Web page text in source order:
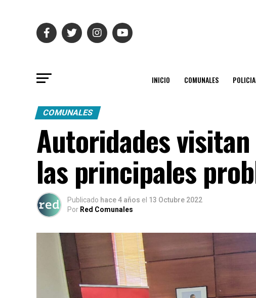
INICIO COMUNALES
COMUNALES
Autoridades
las principales
Publicado hace 4 años el 13 Octubre 2022
Por Red Comunales